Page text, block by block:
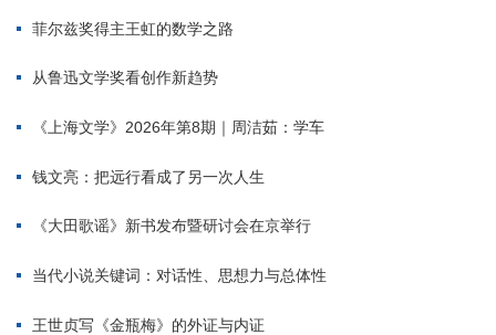
菲尔兹奖得主王虹的数学之路
从鲁迅文学奖看创作新趋势
《上海文学》2026年第8期｜周洁茹：学车
钱文亮：把远行看成了另一次人生
《大田歌谣》新书发布暨研讨会在京举行
当代小说关键词：对话性、思想力与总体性
王世贞写《金瓶梅》的外证与内证